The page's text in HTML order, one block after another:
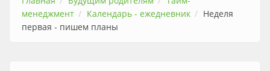
менеджмент
Календарь - ежедневник
Неделя
первая - пишем планы